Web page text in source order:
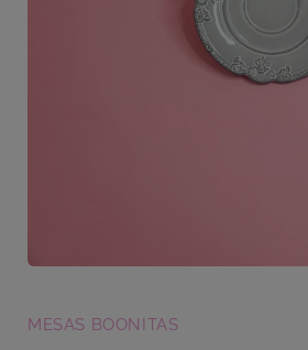
1
MESAS BOONITAS